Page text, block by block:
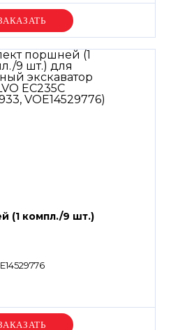
цену
(1 компл./9 шт.)
цену